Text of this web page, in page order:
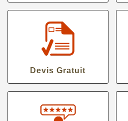
Devis Gratuit